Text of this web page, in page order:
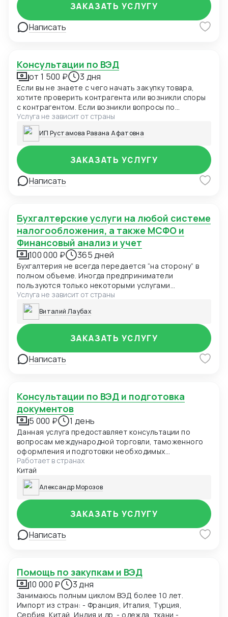
Написать
ЗАКАЗАТЬ УСЛУГУ
Консультации по ВЭД
от 1 500 ₽ 3 дня
Если вы не знаете с чего начать закупку товара,
хотите проверить контрагента или возникли споры
с контрагентом. Если возникли вопросы по
правильному таможенному оформлению или другие
вопросы, я помогу вам с ними разобраться
Услуга не зависит от страны
ИП Рустамова Равана Афатовна
Написать
ЗАКАЗАТЬ УСЛУГУ
Бухгалтерские услуги на любой системе
налогообложения, а также МСФО и
Финансовый анализ и учет
100 000 ₽ 365 дней
Бухгалтерия не всегда передается “на сторону” в
полном объеме. Иногда предприниматели
пользуются только некоторыми услугами
аутсорсеров. Бухгалтерское консультирование:
обычно используется для контроля штатных
бухгалтеров или в сложных случаях, когда нужно
решить особую задачу: разблокировать счет,
наладить работу с иностранной компанией.
Выборочный аутсорсинг: иногда фирмы отдают
удаленному бухгалтеру расчет зарплаты или
подготовку отчетности, при этом сам бухучет
Полный аутсорсинг: передача всех бухгалтерских
задач сторонней компании. Организация работает
без бухгалтерии, только подписание всех
документов и отчетов остается за директором.
Учет ведется от лица главного бухгалтера: при
такой услуге аутсорсер ведет учет и составляет
отчетность, а еще подписывает в документы,
предусмотренные в договоре. Плюс для компании-
заказчика — не нужно тратить время на обработку
документов.
Услуга не зависит от страны
Виталий Лаубах
Написать
ЗАКАЗАТЬ УСЛУГУ
Консультации по ВЭД и подготовка
документов
5 000 ₽ 1 день
Данная услуга предоставляет консультации по
вопросам международной торговли, таможенного
оформления и подготовки необходимых
документов. Стоимость услуги зависит от
сложности вопроса и объема консультации.
Работает в странах
Китай
Александр Морозов
Написать
ЗАКАЗАТЬ УСЛУГУ
Помощь по закупкам и ВЭД
10 000 ₽ 3 дня
Занимаюсь полным циклом ВЭД более 10 лет.
Импорт из стран: - Франция, Италия, Турция,
Сербия, Китай, Индия и др. - одежда, ткани -